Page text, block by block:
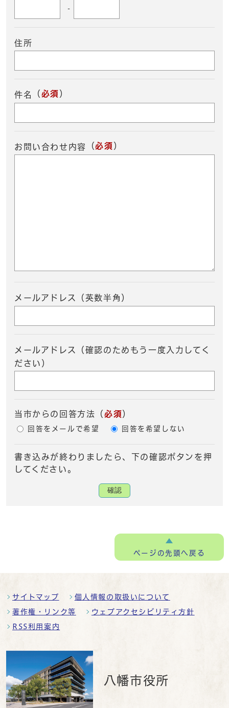
-
住所
件名 （ 必須 ）
お問い合わせ内容 （必須 ）
メールアドレス（英数半角）
メールアドレス（確認のためもう一度入力してく
ださい）
当市からの回答方法 （ 必須）
回答をメールで希望 回答を希望しない
書き込みが終わりましたら、下の確認ボタンを押
してください。
確認
ページの先頭へ戻る
サイトマップ 個人情報の取扱いについて
著作権・リンク等 ウェブアクセシビリティ方針
RSS利用案内
八幡市役所